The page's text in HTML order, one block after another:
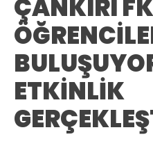
ÇANKIRI
ETKİNLİK